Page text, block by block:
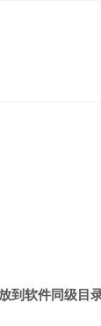
到软件同级目